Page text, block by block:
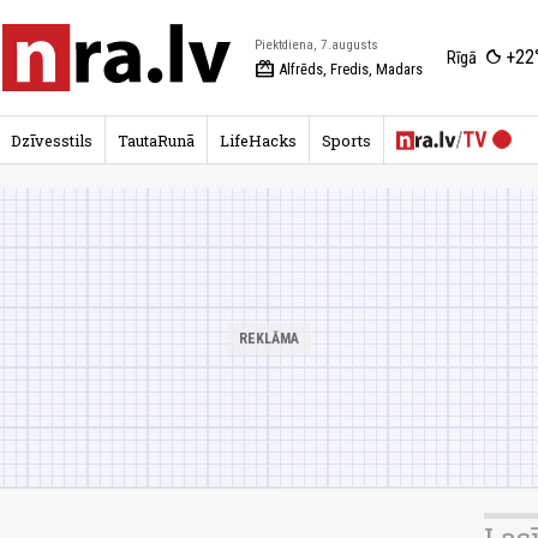
Piektdiena, 7.augusts
redeem Alfrēds, Fredis, Madars
Rīgā
Dzīvesstils TautaRunā LifeHacks Sports